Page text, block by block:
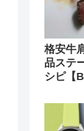
格安牛
品ステ
シピ【